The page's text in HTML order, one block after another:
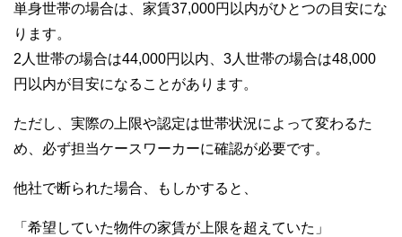
単身世帯の場合は、家賃37,000円以内がひとつの目安にな
ります。
2人世帯の場合は44,000円以内、3人世帯の場合は48,000
円以内が目安になることがあります。
ただし、実際の上限や認定は世帯状況によって変わるた
め、必ず担当ケースワーカーに確認が必要です。
他社で断られた場合、もしかすると、
「希望していた物件の家賃が上限を超えていた」